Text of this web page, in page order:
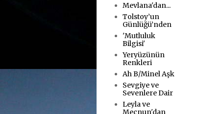
Mevlana'dan...
Tolstoy’un
Günlüğü’nden
'Mutluluk
Bilgisi'
Yeryüzünün
Renkleri
Ah B/Minel Aşk
Sevgiye ve
Sevenlere Dair
Leyla ve
Mecnun'dan